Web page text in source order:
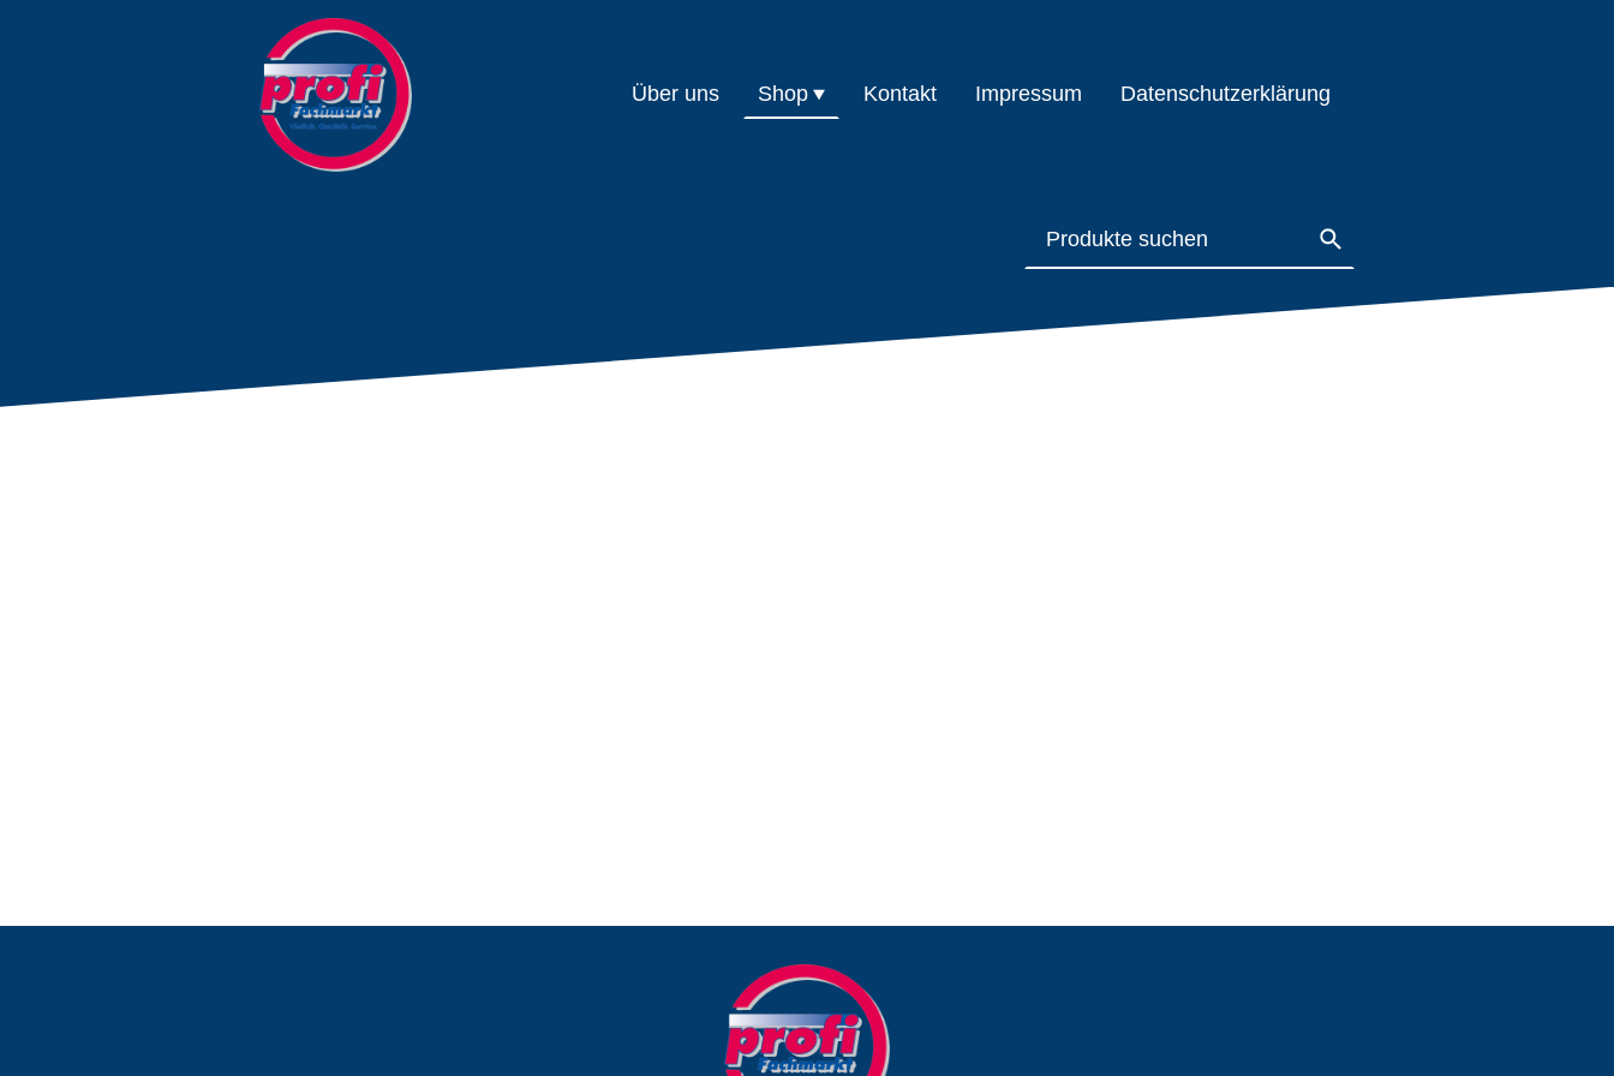
Über uns Shop Kontakt Impressum Datenschutzerklärung